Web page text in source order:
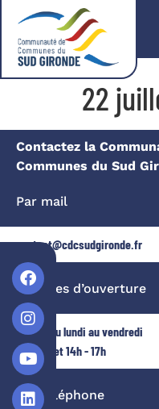
22
Contactez la
Communes du Sud
Par mail
contact@cdcsudgironde.fr
Horaires d’ouverture
Ouvert du lundi au vendredi
9h - 12h et 14h - 17h
Par téléphone